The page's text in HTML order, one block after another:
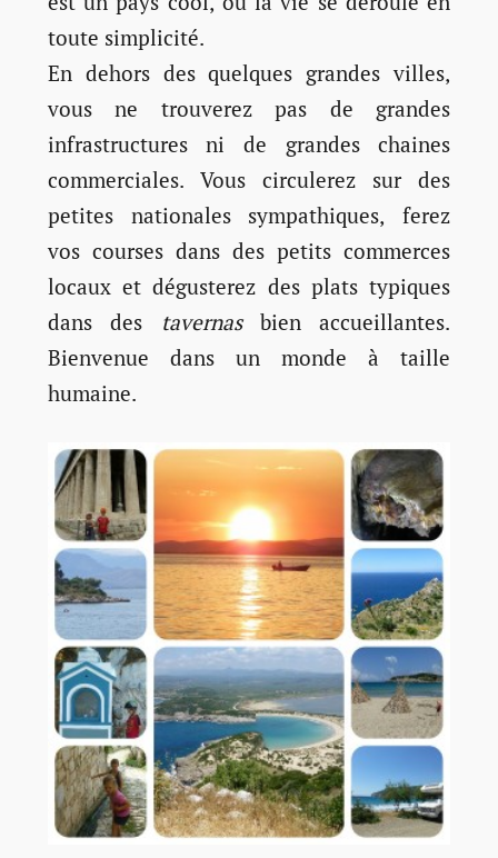
toute simplicité.
En dehors des quelques grandes villes,
vous ne trouverez pas de grandes
infrastructures ni de grandes chaines
commerciales. Vous circulerez sur des
petites nationales sympathiques, ferez
vos courses dans des petits commerces
locaux et dégusterez des plats typiques
dans des tavernas bien accueillantes.
Bienvenue dans un monde à taille
humaine.